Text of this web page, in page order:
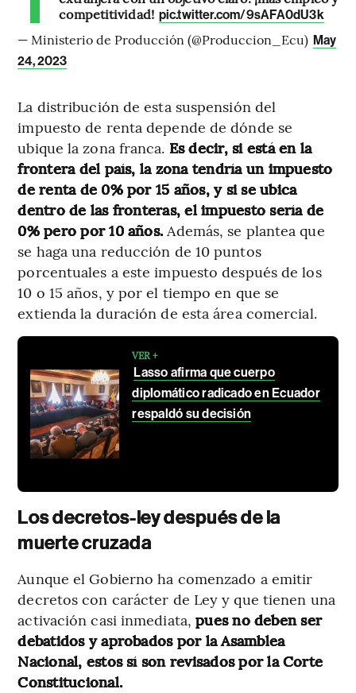
competitividad! pic.twitter.com/9sAFA0dU3k
— Ministerio de Producción (@Produccion_Ecu) May
24, 2023
La distribución de esta suspensión del
impuesto de renta depende de dónde se
ubique la zona franca. Es decir, si está en la
frontera del país, la zona tendría un impuesto
de renta de 0% por 15 años, y si se ubica
dentro de las fronteras, el impuesto sería de
0% pero por 10 años.Además, se plantea que
se haga una reducción de 10 puntos
porcentuales a este impuesto después de los
10 o 15 años, y por el tiempo en que se
extienda la duración de esta área comercial.
VER +
Lasso afirma que cuerpo
diplomático radicado en Ecuador
respaldó su decisión
Los decretos-ley después de la
muerte cruzada
Aunque el Gobierno ha comenzado a emitir
decretos con carácter de Ley y que tienen una
activación casi inmediata,pues no deben ser
debatidos y aprobados por la Asamblea
Nacional, estos sí son revisados por la Corte
Constitucional.